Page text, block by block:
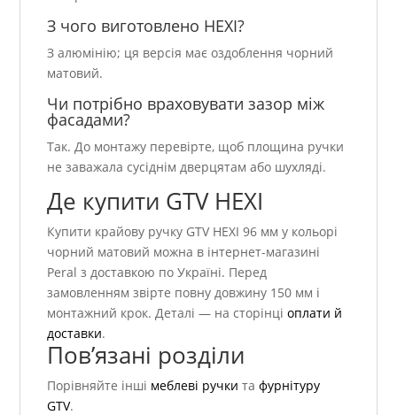
З чого виготовлено HEXI?
З алюмінію; ця версія має оздоблення чорний
матовий.
Чи потрібно враховувати зазор між
фасадами?
Так. До монтажу перевірте, щоб площина ручки
не заважала сусіднім дверцятам або шухляді.
Де купити GTV HEXI
Купити крайову ручку GTV HEXI 96 мм у кольорі
чорний матовий можна в інтернет-магазині
Peral з доставкою по Україні. Перед
замовленням звірте повну довжину 150 мм і
монтажний крок. Деталі — на сторінціоплати й
доставки.
Пов’язані розділи
Порівняйте інші меблеві ручки тафурнітуру
GTV.